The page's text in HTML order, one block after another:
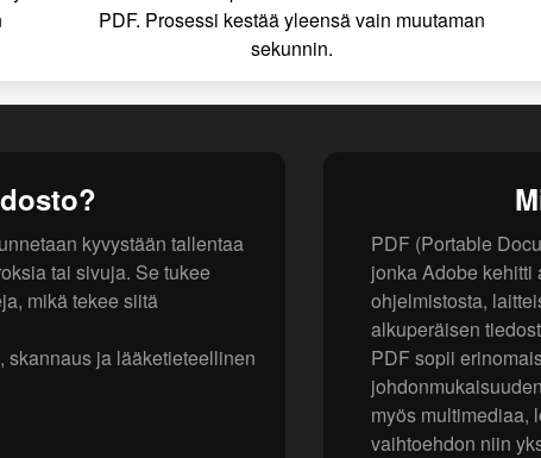
PDF. Prosessi kestää yleensä vain muutaman
sekunnin.
kyvystään tallentaa
tai sivuja. Se tukee
mikä tekee siitä
skannaus ja lääketieteellinen
PDF (Portable
jonka Adobe kehitti
ohjelmistosta,
alkuperäisen
PDF sopii
myös multimediaa,
vaihtoehdon niin